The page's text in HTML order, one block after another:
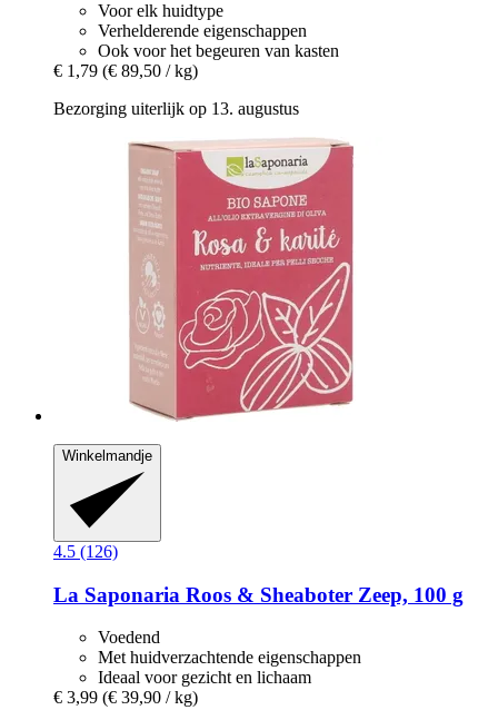
Voor elk huidtype
Verhelderende eigenschappen
Ook voor het begeuren van kasten
€ 1,79 (€ 89,50 / kg)
Bezorging uiterlijk op 13. augustus
Winkelmandje
4.5 (126)
La Saponaria Roos & Sheaboter Zeep, 100 g
Voedend
Met huidverzachtende eigenschappen
Ideaal voor gezicht en lichaam
€ 3,99 (€ 39,90 / kg)